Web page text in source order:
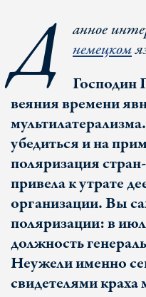
Д
анное
немецком
Господин
веяния времени
убедиться и на
поляризация
привела к утрате
организации. Вы
поляризации: в
должность
Неужели именно
свидетелями краха